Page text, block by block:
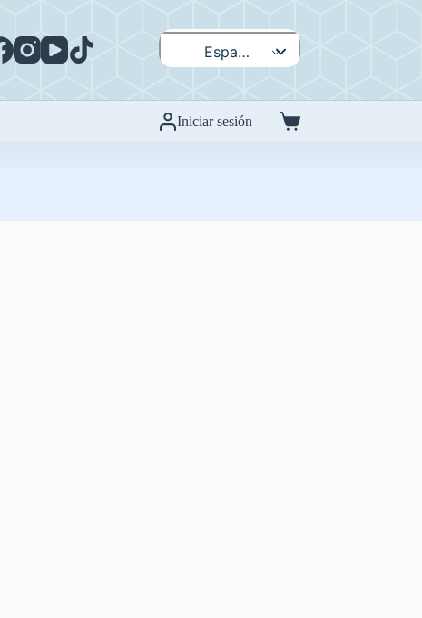
Español
Iniciar sesión
Carro
de